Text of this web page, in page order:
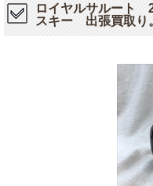
ロイヤルサルート
スキー 出張買取り